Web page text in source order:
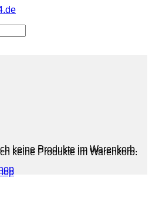
keine Produkte im Warenkorb.
keine Produkte im Warenkorb.